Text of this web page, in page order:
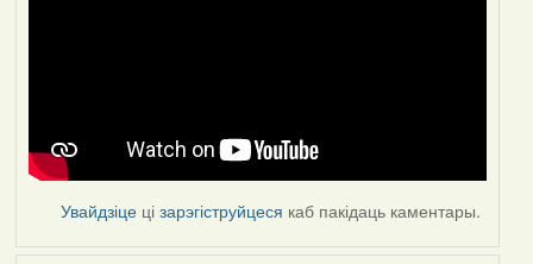
Увайдзіце цізарэгіструйцеся каб пакідаць каментары.